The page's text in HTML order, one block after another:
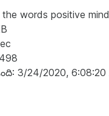
words positive
3/24/2020, 6:08:20